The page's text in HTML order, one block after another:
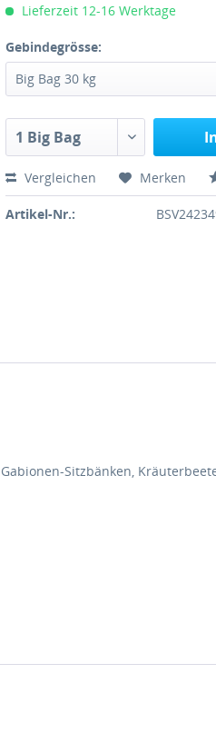
Lieferzeit 12-16 Werktage
Gebindegrösse:
Vergleichen Merken
Artikel-Nr.:
Sitzbänken,